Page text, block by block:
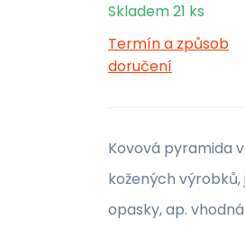
Skladem21 ks
Termín a způsob
doručení
Kovová pyramida
kožených
opasky, ap.